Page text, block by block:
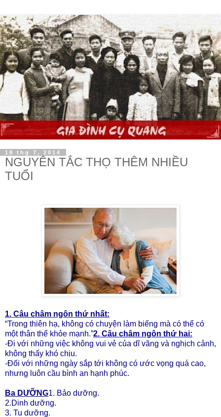
18 thg 7, 2014
NGUYÊN TẮC THỌ THÊM NHIỀU
TUỔI
1. Câu châm ngôn thứ nhất:
“Trong thiên hạ, không có chuyện làm biếng mà có thể có
một thân thể khỏe mạnh.”2. Câu châm ngôn thứ hai:
-Ði với những việc không vui vẻ của dĩ vãng và nghịch cảnh,
không thấy khó chịu.
-Ðối với những ngày sắp tới không có ước vọng quá cao,
nhưng luôn cầu bình an hạnh phúc.
Ba DƯỠNG1. Bảo dưỡng.
2.Dinh dưỡng.
3. Tu dưỡng.